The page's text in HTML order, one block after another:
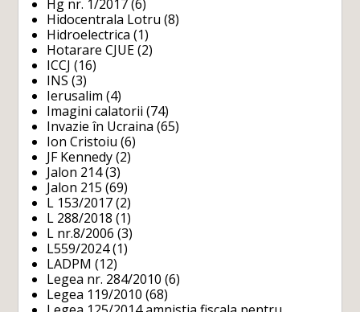
Hg nr. 1/2017 (6)
Hidocentrala Lotru (8)
Hidroelectrica (1)
Hotarare CJUE (2)
ICCJ (16)
INS (3)
Ierusalim (4)
Imagini calatorii (74)
Invazie în Ucraina (65)
Ion Cristoiu (6)
JF Kennedy (2)
Jalon 214(3)
Jalon 215 (69)
L 153/2017 (2)
L 288/2018 (1)
L nr.8/2006 (3)
L559/2024(1)
LADPM (12)
Legea nr. 284/2010 (6)
Legea 119/2010 (68)